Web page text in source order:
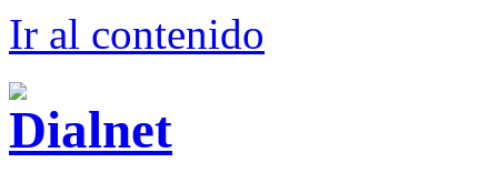
Ir al contenido